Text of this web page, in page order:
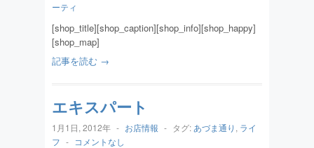
ーティ
[shop_title][shop_caption][shop_info][shop_happy]
[shop_map]
記事を読む →
エキスパート
1月1日, 2012年 - お店情報 - タグ: あづま通り , ライ
フ - コメントなし